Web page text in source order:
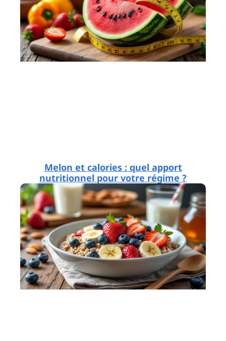
Melon et calories : quel apport
nutritionnel pour votre régime ?